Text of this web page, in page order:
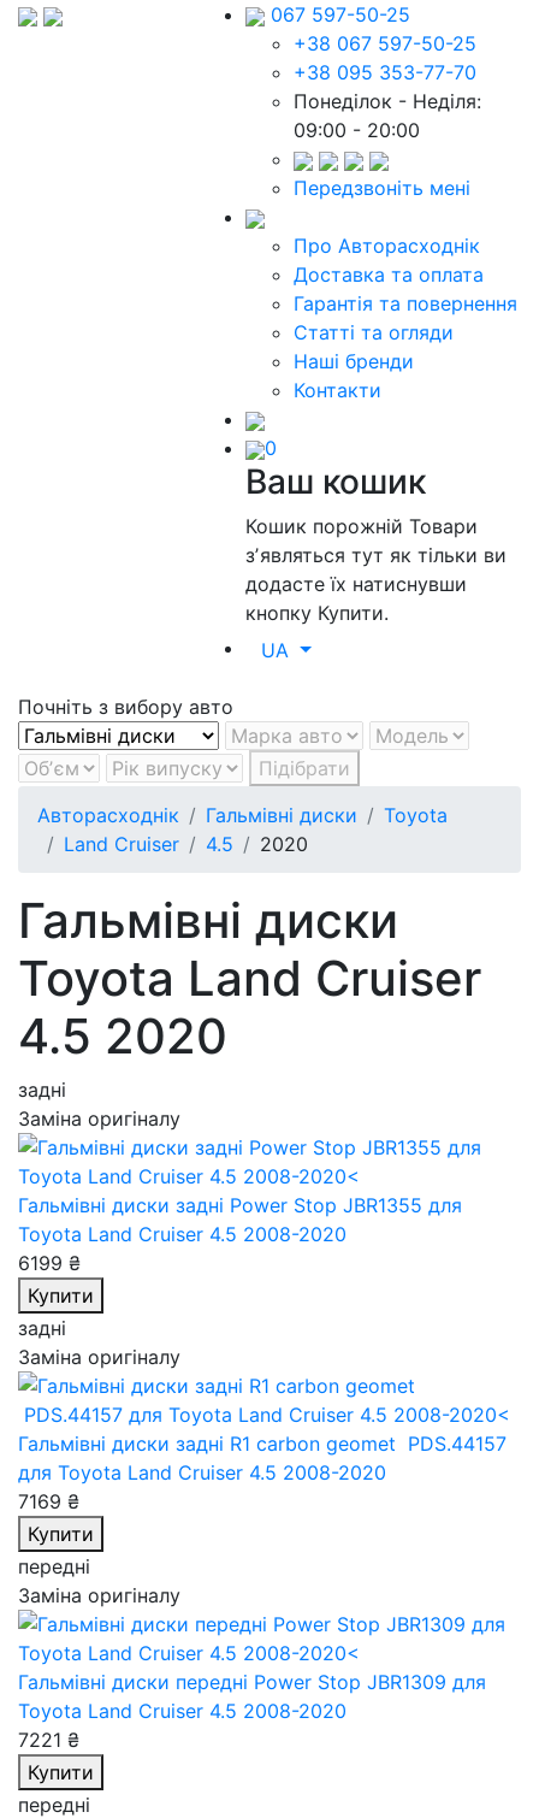
067 597-50-25
+38 067 597-50-25
+38 095 353-77-70
Понеділок - Неділя:
09:00 - 20:00
Передзвоніть мені
Про Авторасходнік
Доставка та оплата
Гарантія та повернення
Статті та огляди
Наші бренди
Контакти
0
Ваш кошик
Кошик порожнійТовари
зʼявляться тут як тільки ви
додасте їх натиснувши
кнопку Купити.
UA
Почніть з вибору авто
Підібрати
Авторасходнік
Гальмівні диски
Toyota
Land Cruiser
4.5 2020
Гальмівні диски
Toyota Land Cruiser
4.5 2020
задні
Заміна оригіналу
Гальмівні диски задні Power Stop JBR1355 для
Toyota Land Cruiser 4.5 2008-2020
6199 ₴
Купити
задні
Заміна оригіналу
Гальмівні диски задні R1 carbon geomet PDS.44157
для Toyota Land Cruiser 4.5 2008-2020
7169 ₴
Купити
передні
Заміна оригіналу
Гальмівні диски передні Power Stop JBR1309 для
Toyota Land Cruiser 4.5 2008-2020
7221 ₴
Купити
передні